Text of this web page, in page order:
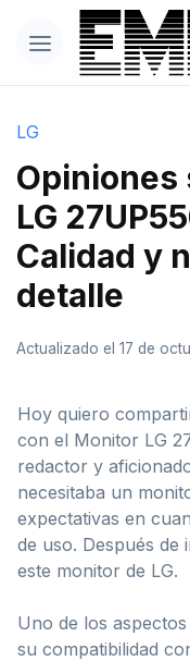
LG
Opiniones
LG
Calidad y
detalle
Actualizado el 17 de
Hoy quiero
con el Monitor LG
redactor y
necesitaba un
expectativas en
de uso. Después
este monitor de LG.
Uno de los
su compatibilidad